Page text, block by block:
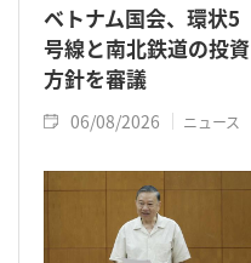
ベトナム国会、環状5
号線と南北鉄道の投資
方針を審議
06/08/2026 ニュース